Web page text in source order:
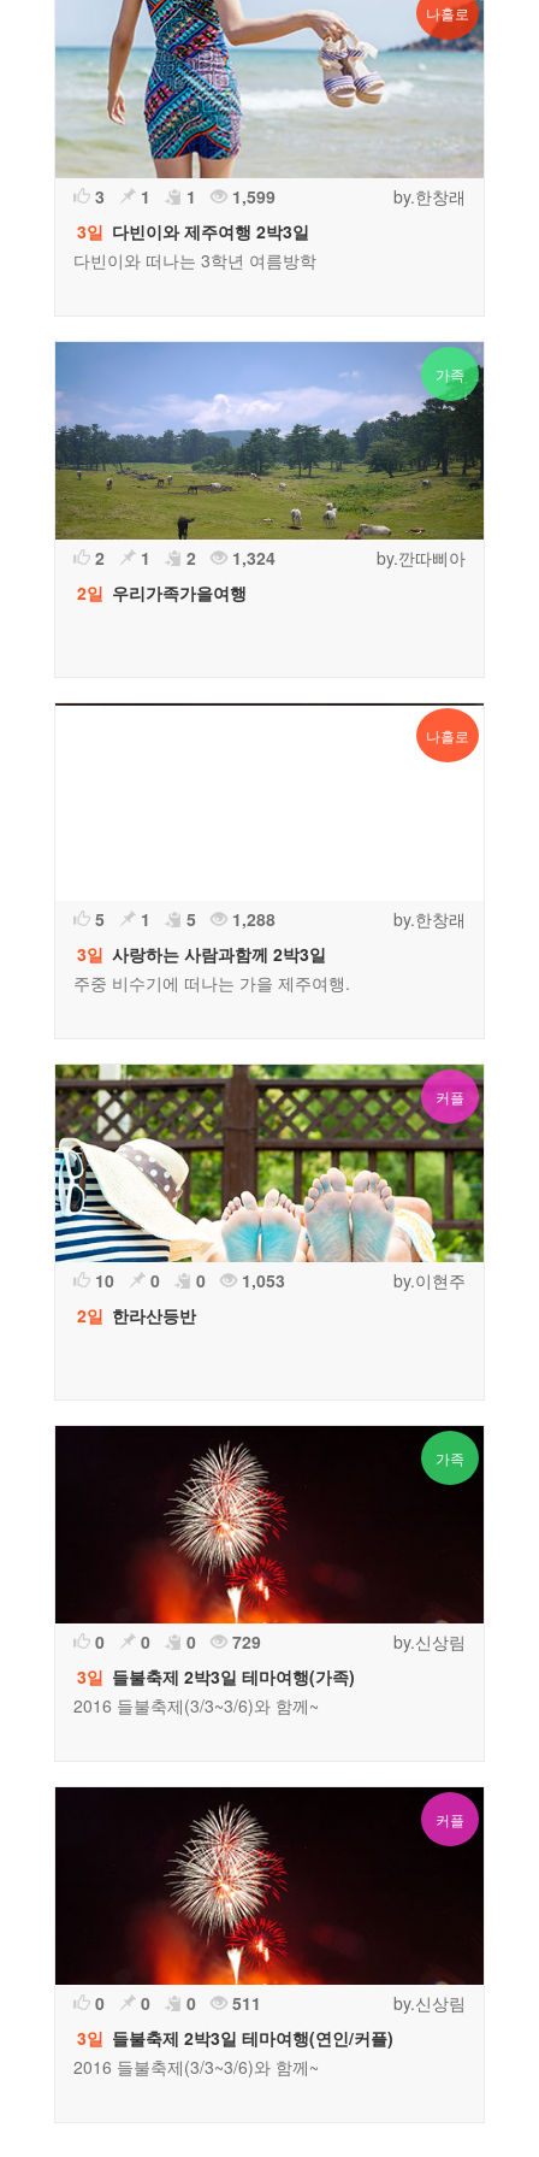
나홀로
3 1 1 1,599
by.한창래
3일 다빈이와 제주여행 2박3일
다빈이와 떠나는 3학년 여름방학
가족
2 1 2 1,324
by.깐따삐아
2일 우리가족가을여행
나홀로
5 1 5 1,288
by.한창래
3일 사랑하는 사람과함께 2박3일
주중 비수기에 떠나는 가을 제주여행.
커플
10 0 0 1,053
by.이현주
2일 한라산등반
가족
0 0 0 729
by.신상림
3일 들불축제 2박3일 테마여행(가족)
2016 들불축제(3/3~3/6)와 함께~
커플
0 0 0 511
by.신상림
3일 들불축제 2박3일 테마여행(연인/커플)
2016 들불축제(3/3~3/6)와 함께~